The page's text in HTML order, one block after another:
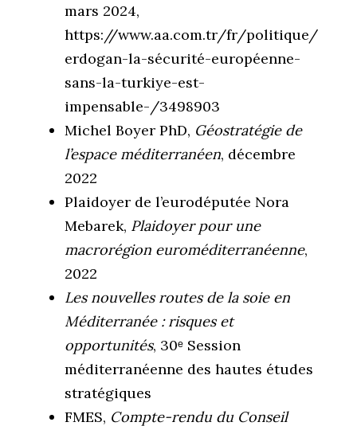
mars 2024,
https://www.aa.com.tr/fr/politique/
erdogan-la-sécurité-européenne-
sans-la-turkiye-est-
impensable-/3498903
Michel Boyer PhD, Géostratégie de
l’espace méditerranéen, décembre
2022
Plaidoyer de l’eurodéputée Nora
Mebarek, Plaidoyer pour une
macrorégion euroméditerranéenne,
2022
Les nouvelles routes de la soie en
Méditerranée : risques et
opportunités, 30ᵉ Session
méditerranéenne des hautes études
stratégiques
FMES, Compte-rendu du Conseil